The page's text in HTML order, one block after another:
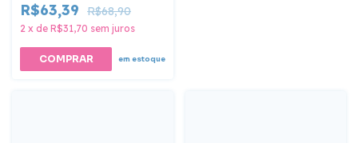
R$63,39 R$68,90
2 x de R$31,70 sem juros
em estoque